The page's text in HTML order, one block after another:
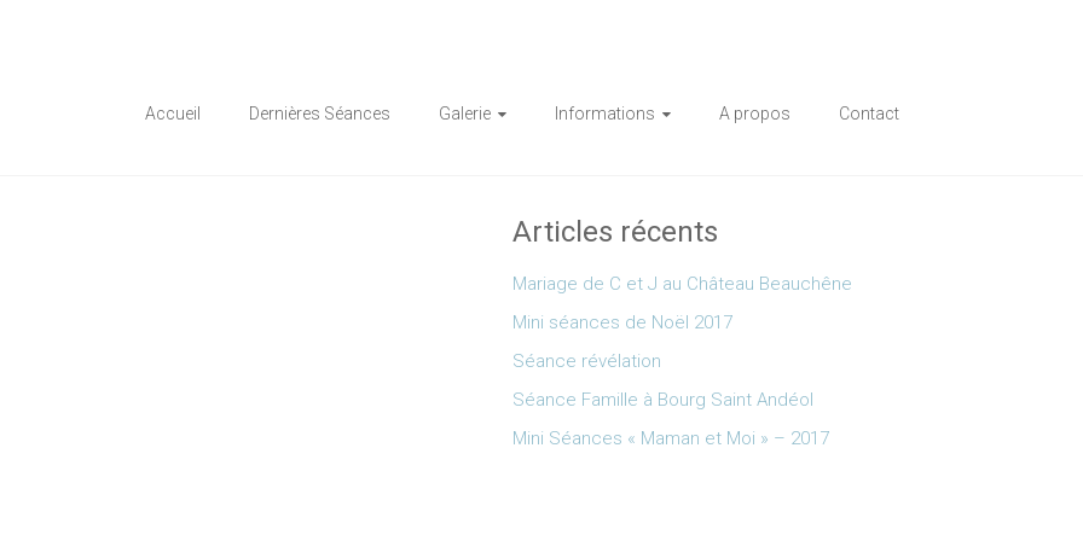
Accueil Dernières Séances Galerie Informations A propos Contact
Articles récents
Mariage de C et J au Château Beauchêne
Mini séances de Noël 2017
Séance révélation
Séance Famille à Bourg Saint Andéol
Mini Séances « Maman et Moi » – 2017